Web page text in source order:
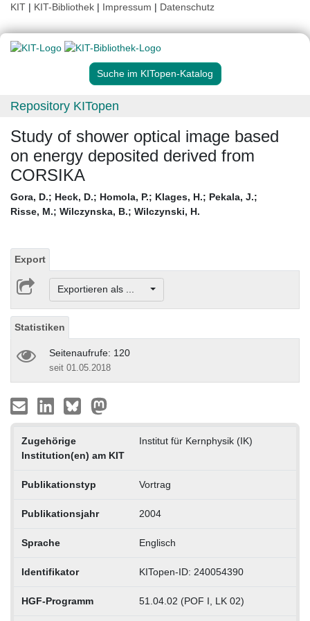
KIT | KIT-Bibliothek | Impressum | Datenschutz
Suche im KITopen-Katalog
Repository KITopen
Study of shower optical image based
on energy deposited derived from
CORSIKA
Gora, D.; Heck, D.; Homola, P.; Klages, H.; Pekala, J.;
Risse, M.; Wilczynska, B.; Wilczynski, H.
Export
Exportieren als ...
Statistiken
Seitenaufrufe: 120
seit 01.05.2018
Zugehörige
Institution(en) am KIT
Institut für Kernphysik (IK)
Publikationstyp Vortrag
Publikationsjahr 2004
Sprache Englisch
Identifikator KITopen-ID: 240054390
HGF-Programm 51.04.02 (POF I, LK 02)